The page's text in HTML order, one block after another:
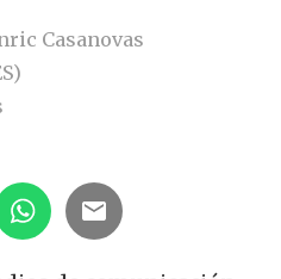
Casanovas